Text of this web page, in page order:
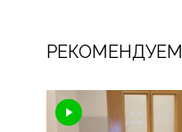
РЕКОМЕНДУЕМ